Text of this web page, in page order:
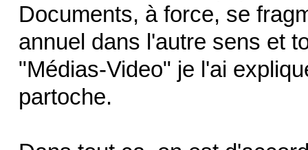
Documents, à force, se
annuel dans l'autre sens et
"Médias-Video" je l'ai
partoche.